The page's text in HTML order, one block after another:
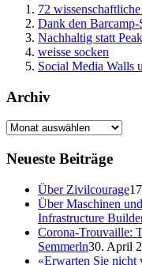
72
Dank den
Nachhaltig statt
weisse socken
Social Media Walls
Archiv
Neueste Beiträge
Über Zivilcourage
Über Maschinen
Infrastructure
Corona-Trouvaille:
Semmerln30. April
«Erwarten Sie nicht